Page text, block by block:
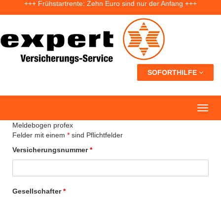
SOFORTHILFE
Meldebogen profex
Felder mit einem * sind Pflichtfelder
Versicherungsnummer*
Gesellschafter*